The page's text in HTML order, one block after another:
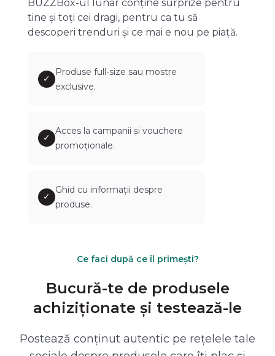
BUZZBox-ul lunar conține surprize pentru
tine și toți cei dragi, pentru ca tu să
descoperi trenduri și ce mai e nou pe piață.
✓
Produse full-size sau mostre
exclusive.
✓
Acces la campanii și vouchere
promoționale.
✓
Ghid cu informații despre
produse.
Ce faci după ce îl primești?
Bucură-te de produsele
achiziționate și testează-le
Postează conținut autentic pe rețelele tale